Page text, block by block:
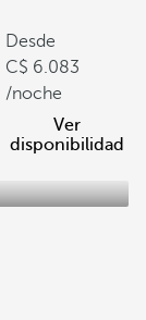
Desde
6.083
/noche
Ver
disponibilidad